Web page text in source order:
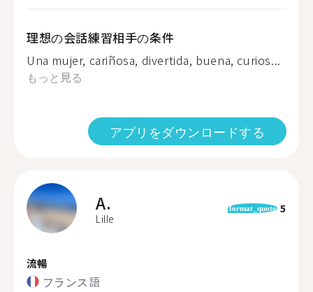
理想の会話練習相手の条件
Una mujer, cariñosa, divertida, buena, curios...
もっと見る
アプリをダウンロードする
A.
Lille
format_quote 5
流暢
フランス語